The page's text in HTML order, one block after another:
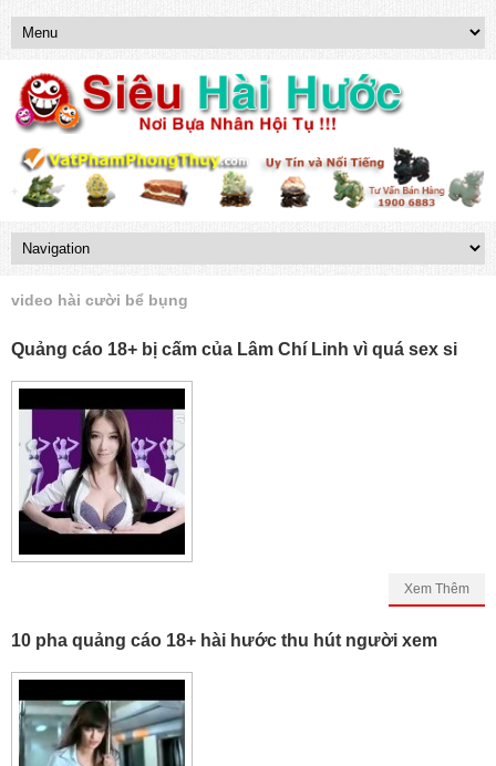
video hài cười bể bụng
Quảng cáo 18+ bị cấm của Lâm Chí Linh vì quá sex si
Xem Thêm
10 pha quảng cáo 18+ hài hước thu hút người xem